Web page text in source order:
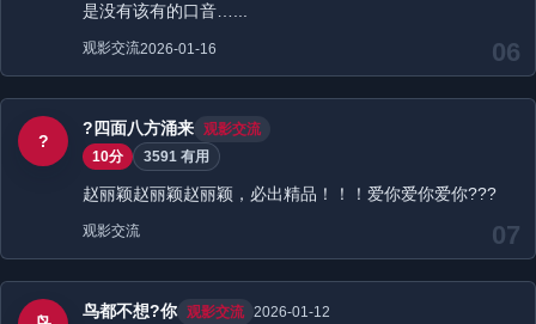
06
是没有该有的口音…...
观影交流2026-01-16
07
?
?四面八方涌来 观影交流
10分
3591 有用
赵丽颖赵丽颖赵丽颖，必出精品！！！爱你爱你爱你???
观影交流
鸟都不想?你 观影交流 2026-01-12